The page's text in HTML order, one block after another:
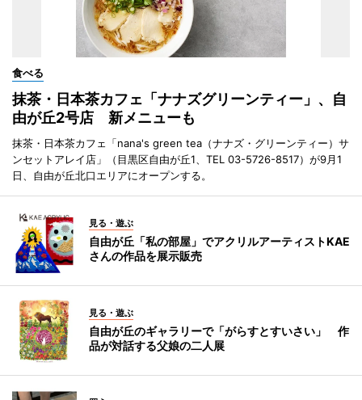
食べる
抹茶・日本茶カフェ「ナナズグリーンティー」、自
由が丘2号店 新メニューも
抹茶・日本茶カフェ「nana's green tea（ナナズ・グリーンティー）サ
ンセットアレイ店」（目黒区自由が丘1、TEL 03-5726-8517）が9月1
日、自由が丘北口エリアにオープンする。
見る・遊ぶ
自由が丘「私の部屋」でアクリルアーティストKAE
さんの作品を展示販売
見る・遊ぶ
自由が丘のギャラリーで「がらすとすいさい」 作
品が対話する父娘の二人展